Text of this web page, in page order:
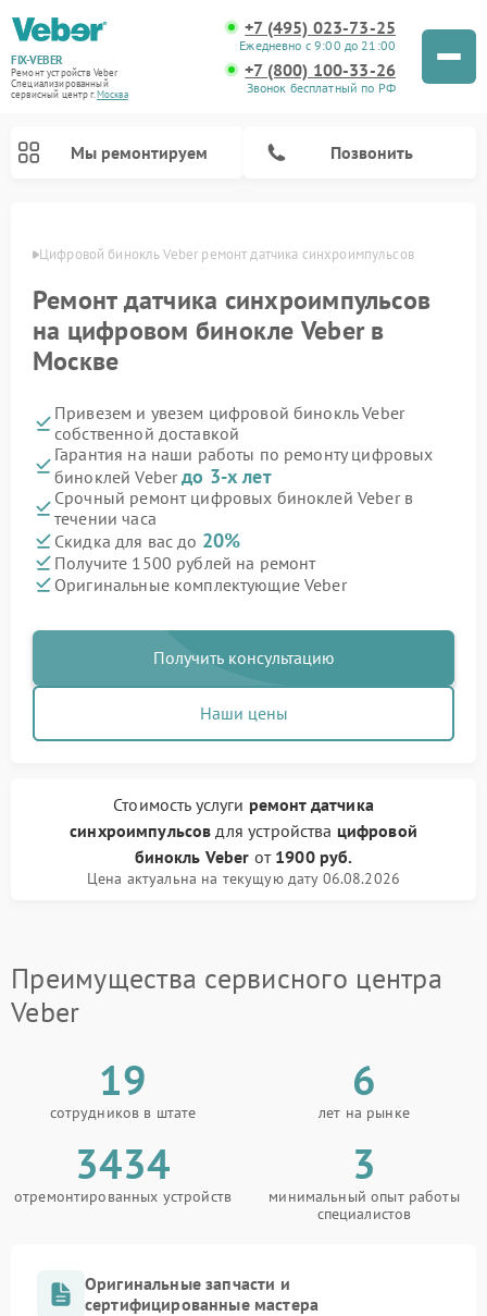
FIX-VEBER
Ремонт устройств Veber
Специализированный
cервисный центр г.Москва
+7 (495) 023-73-25
Ежедневно с 9:00 до 21:00
+7 (800) 100-33-26
Звонок бесплатный по РФ
Мы ремонтируем Позвонить
Цифровой бинокль Veber ремонт датчика синхроимпульсов
Ремонт датчика синхроимпульсов
на цифровом бинокле Veber в
Москве
Привезем и увезем цифровой бинокль Veber
собственной доставкой
Гарантия на наши работы по ремонту цифровых
биноклей Veberдо 3-х лет
Срочный ремонт цифровых биноклей Veber в
течении часа
Скидка для вас до 20%
Получите 1500 рублей на ремонт
Оригинальные комплектующие Veber
Получить консультацию
Наши цены
Стоимость услуги ремонт датчика
синхроимпульсов для устройства цифровой
бинокль Veber от 1900 руб.
Цена актуальна на текущую дату 06.08.2026
Преимущества сервисного центра
Veber
19
сотрудников в штате
6
лет на рынке
3434
отремонтированных устройств
3
минимальный опыт работы
специалистов
Оригинальные запчасти и
сертифицированные мастера